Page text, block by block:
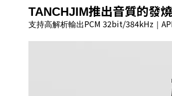
TANCHJIM推出音質的發
支持高解析輸出PCM 32bit/384kHz